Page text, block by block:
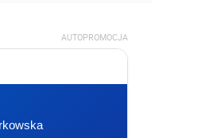
AUTOPROMOCJA